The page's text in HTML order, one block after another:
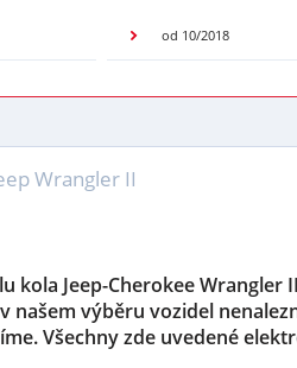
od 10/2018
Wrangler II
kola Jeep-Cherokee
našem výběru vozidel
Všechny zde uvedené